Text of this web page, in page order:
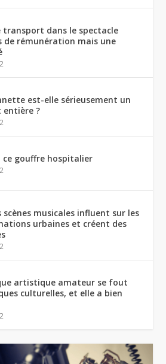
transport dans le spectacle
de rémunération mais une
est-elle sérieusement un
?
ce gouffre hospitalier
scènes musicales influent sur les
urbaines et créent des
artistique amateur se fout
culturelles, et elle a bien